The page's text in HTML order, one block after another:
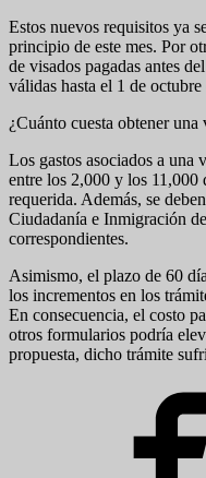
Estos nuevos requisitos ya
principio de este mes. Por
de visados pagadas antes
válidas hasta el 1 de octubre
¿Cuánto cuesta obtener una
Los gastos asociados a una
entre los 2,000 y los 11,000
requerida. Además, se
Ciudadanía e Inmigración
correspondientes.
Asimismo, el plazo de 60
los incrementos en los
En consecuencia, el costo
otros formularios podría
propuesta, dicho trámite